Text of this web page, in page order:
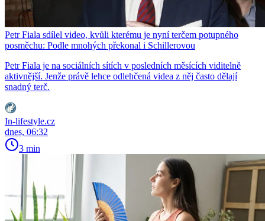
Petr Fiala sdílel video, kvůli kterému je nyní terčem potupného
posměchu: Podle mnohých překonal i Schillerovou
Petr Fiala je na sociálních sítích v posledních měsících viditelně
aktivnější. Jenže právě lehce odlehčená videa z něj často dělají
snadný terč.
In-lifestyle.cz
dnes, 06:32
3 min